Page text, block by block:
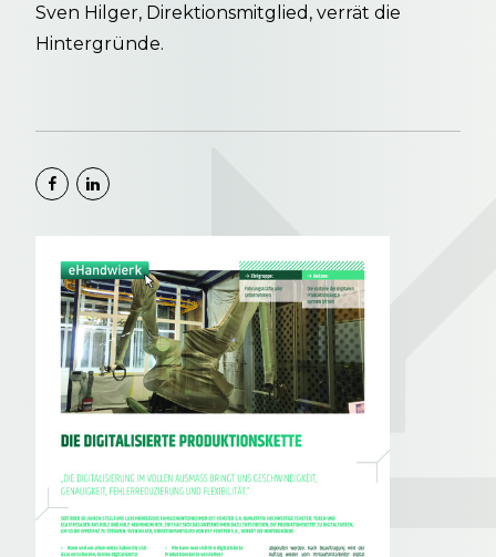
Sven Hilger, Direktionsmitglied, verrät die
Hintergründe.